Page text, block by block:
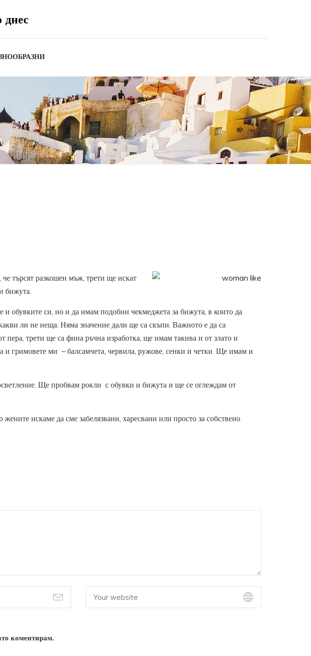
днес
търсят разкошен мъж, трети ще искат
бижута.
и обувките си, но и да имам подобни чекмеджета за бижута, в които да
ли не неща. Няма значение дали ще са скъпи. Важното е да са
трети ще са фина ръчна изработка, ще имам такива и от злато и
и гримовете ми – балсамчета, червила, ружове, сенки и четки. Ще имам и
Ще пробвам рокли с обувки и бижута и ще се оглеждам от
искаме да сме забелязвани, харесвани или просто за собствено
коментирам.